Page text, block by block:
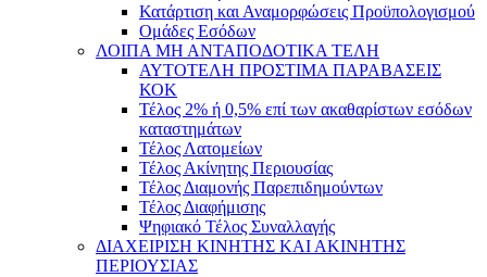
Κατάρτιση και Αναμορφώσεις Προϋπολογισμού
Ομάδες Εσόδων
ΛΟΙΠΑ ΜΗ ΑΝΤΑΠΟΔΟΤΙΚΑ ΤΕΛΗ
ΑΥΤΟΤΕΛΗ ΠΡΟΣΤΙΜΑ ΠΑΡΑΒΑΣΕΙΣ
ΚΟΚ
Τέλος 2% ή 0,5% επί των ακαθαρίστων εσόδων
καταστημάτων
Τέλος Λατομείων
Τέλος Ακίνητης Περιουσίας
Τέλος Διαμονής Παρεπιδημούντων
Τέλος Διαφήμισης
Ψηφιακό Τέλος Συναλλαγής
ΔΙΑΧΕΙΡΙΣΗ ΚΙΝΗΤΗΣ ΚΑΙ ΑΚΙΝΗΤΗΣ
ΠΕΡΙΟΥΣΙΑΣ